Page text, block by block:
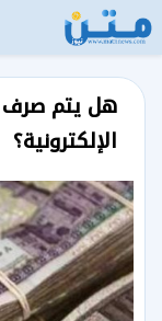
الإلكترونية؟